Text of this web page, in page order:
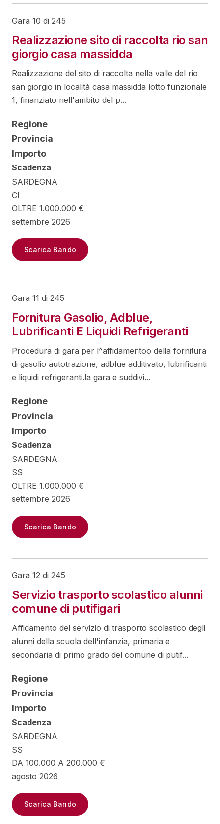
Gara 10 di 245
Realizzazione sito di raccolta rio san
giorgio casa massidda
Realizzazione del sito di raccolta nella valle del rio
san giorgio in località casa massidda lotto funzionale
1, finanziato nell'ambito del p...
Regione
Provincia
Importo
Scadenza
SARDEGNA
CI
OLTRE 1.000.000 €
settembre 2026
Scarica Bando
Gara 11 di 245
Fornitura Gasolio, Adblue,
Lubrificanti E Liquidi Refrigeranti
Procedura di gara per l^affidamentoo della fornitura
di gasolio autotrazione, adblue additivato, lubrificanti
e liquidi refrigeranti.la gara e suddivi...
Regione
Provincia
Importo
Scadenza
SARDEGNA
SS
OLTRE 1.000.000 €
settembre 2026
Scarica Bando
Gara 12 di 245
Servizio trasporto scolastico alunni
comune di putifigari
Affidamento del servizio di trasporto scolastico degli
alunni della scuola dell'infanzia, primaria e
secondaria di primo grado del comune di putif...
Regione
Provincia
Importo
Scadenza
SARDEGNA
SS
DA 100.000 A 200.000 €
agosto 2026
Scarica Bando